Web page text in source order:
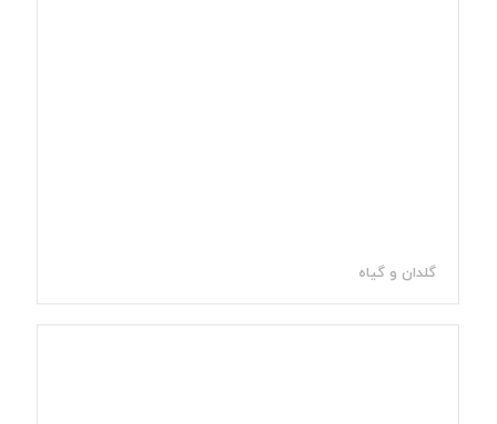
گلدان و گیاه